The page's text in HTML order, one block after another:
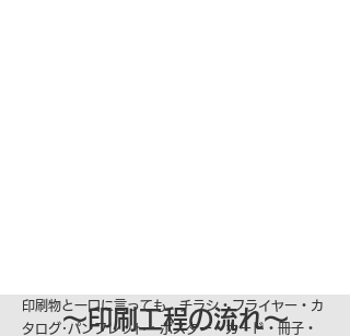
〜印刷工程の流れ〜
印刷物と一口に言っても、チラシ・フライヤー・カ
タログ･パンフレット・ポスター・カード・冊子・